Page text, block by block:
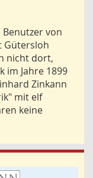
von
Gütersloh
nicht dort,
im Jahre 1899
Zinkann
mit elf
keine